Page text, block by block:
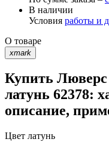
В наличии
Условия работы и
О товаре
xmark
Купить
латунь 62378:
описание,
Цвет латунь